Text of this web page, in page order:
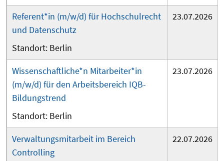
Referent*in (m/w/d) für Hochschulrecht
und Datenschutz
Berlin
23.07.2026
Wissenschaftliche*n Mitarbeiter*in
(m/w/d) für den Arbeitsbereich IQB-
Bildungstrend
Berlin
23.07.2026
Verwaltungsmitarbeit im Bereich
Controlling
22.07.2026